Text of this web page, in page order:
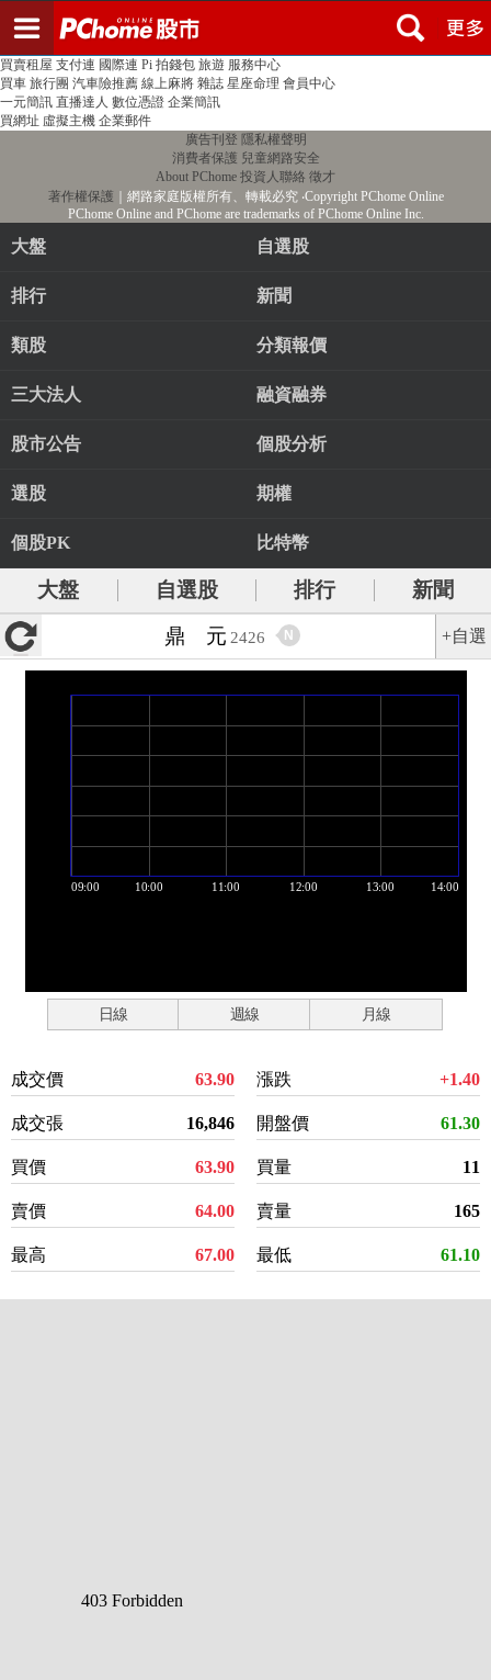
PChome首頁 線上購物 24h購物 書店
買賣租屋 支付連 國際連 Pi 拍錢包 旅遊 服務中心
買車 旅行團 汽車險推薦 線上麻將 雜誌 星座命理 會員中心
一元簡訊 直播達人 數位憑證 企業簡訊
買網址 虛擬主機 企業郵件
廣告刊登 隱私權聲明
消費者保護 兒童網路安全
About PChome 投資人聯絡 徵才
著作權保護 ｜網路家庭版權所有、轉載必究‧Copyright PChome Online
PChome Online and PChome are trademarks of PChome Online Inc.
大盤 自選股
排行 新聞
類股 分類報價
三大法人 融資融券
股市公告 個股分析
選股 期權
個股PK 比特幣
大盤 自選股 排行
新聞
鼎 元 2426 N +自選
日線 週線 月線
成交價 63.90
成交張 16,846
買價 63.90
賣價 64.00
最高 67.00
漲跌 +1.40
開盤價 61.30
買量 11
賣量 165
最低 61.10